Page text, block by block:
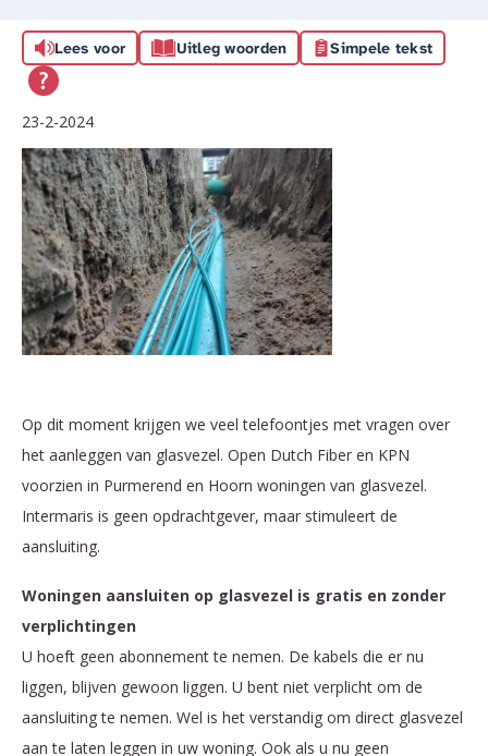
Lees voor Uitleg woorden Simpele tekst
23-2-2024
Op dit moment krijgen we veel telefoontjes met vragen over
het aanleggen van glasvezel. Open Dutch Fiber en KPN
voorzien in Purmerend en Hoorn woningen van glasvezel.
Intermaris is geen opdrachtgever, maar stimuleert de
aansluiting.
Woningen aansluiten op glasvezel is gratis en zonder
verplichtingen
U hoeft geen abonnement te nemen. De kabels die er nu
liggen, blijven gewoon liggen. U bent niet verplicht om de
aansluiting te nemen. Wel is het verstandig om direct glasvezel
aan te laten leggen in uw woning. Ook als u nu geen